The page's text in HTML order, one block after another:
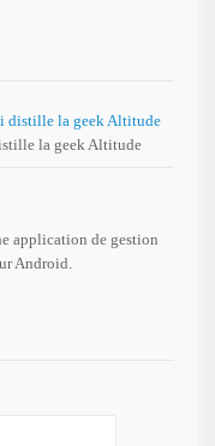
la geek Altitude
application de gestion
Android.